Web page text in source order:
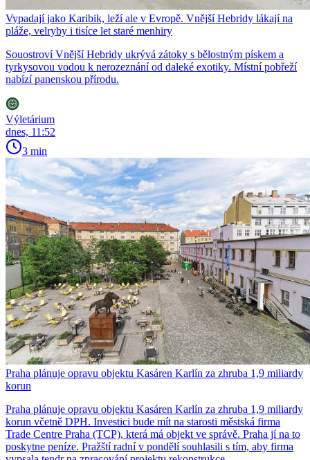
Vypadají jako Karibik, leží ale v Evropě. Vnější Hebridy lákají na
pláže, velryby i tisíce let staré menhiry
Souostroví Vnější Hebridy ukrývá zátoky s bělostným pískem a
tyrkysovou vodou k nerozeznání od daleké exotiky. Místní pobřeží
nabízí panenskou přírodu.
Výletárium
dnes, 11:52
3 min
Praha plánuje opravu objektu Kasáren Karlín za zhruba 1,9 miliardy
korun
Praha plánuje opravu objektu Kasáren Karlín za zhruba 1,9 miliardy
korun včetně DPH. Investici bude mít na starosti městská firma
Trade Centre Praha (TCP), která má objekt ve správě. Praha jí na to
poskytne peníze. Pražští radní v pondělí souhlasili s tím, aby firma